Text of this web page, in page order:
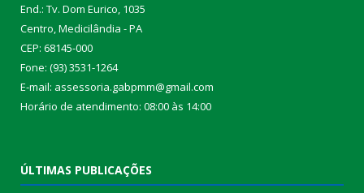
End.: Tv. Dom Eurico, 1035
Centro, Medicilândia - PA
CEP: 68145-000
Fone: (93) 3531-1264
E-mail: assessoria.gabpmm@gmail.com
Horário de atendimento: 08:00 às 14:00
ÚLTIMAS PUBLICAÇÕES